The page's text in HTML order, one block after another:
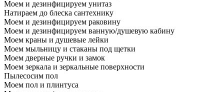
Моем и дезинфицируем унитаз
Натираем до блеска сантехнику
Моем и дезинфицируем раковину
Моем и дезинфицируем ванную/душевую кабину
Моем краны и душевые лейки
Моем мыльницу и стаканы под щетки
Моем дверные ручки и замок
Моем зеркала и зеркальные поверхности
Пылесосим пол
Моем пол и плинтуса